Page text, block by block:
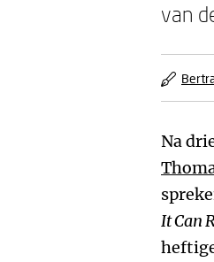
van
Na
It Can